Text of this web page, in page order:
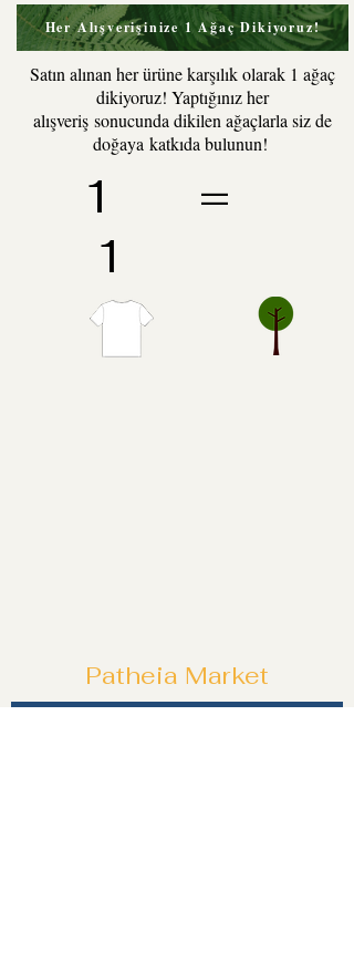
Her Alışverişinize 1 Ağaç Dikiyoruz!
Satın alınan her ürüne karşılık olarak 1 ağaç
dikiyoruz! Yaptığınız her
alışveriş sonucunda dikilen ağaçlarla siz de
doğaya katkıda bulunun!
1 =
1
Patheia Market